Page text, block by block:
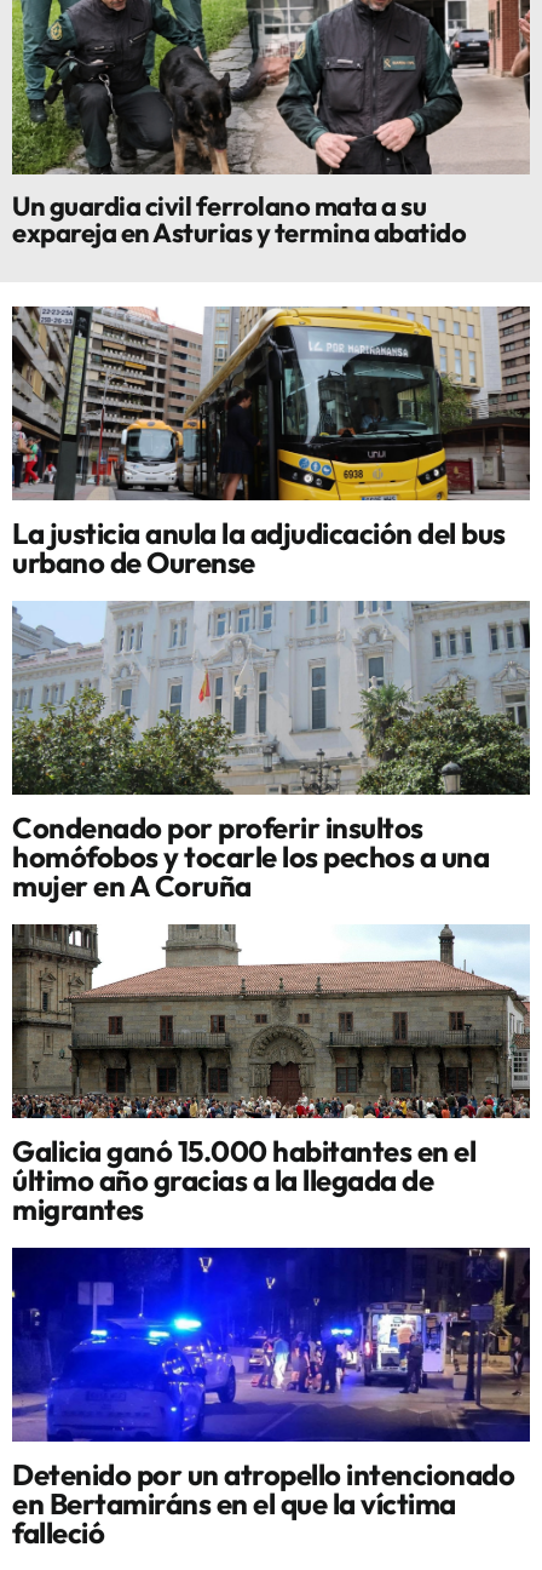
Un guardia civil ferrolano mata a su
expareja en Asturias y termina abatido
La justicia anula la adjudicación del bus
urbano de Ourense
Condenado por proferir insultos
homófobos y tocarle los pechos a una
mujer en A Coruña
Galicia ganó 15.000 habitantes en el
último año gracias a la llegada de
migrantes
Detenido por un atropello intencionado
en Bertamiráns en el que la víctima
falleció